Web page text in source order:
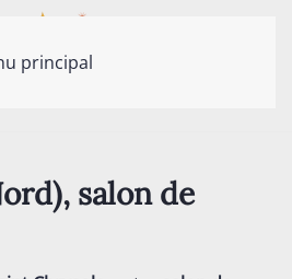
principal
salon de